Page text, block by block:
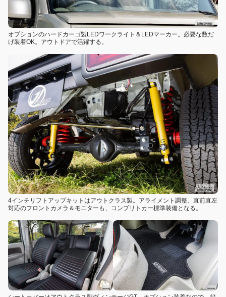
オプションのハードカーゴ製LEDワークライト＆LEDマーカー。必要な数だ
げ装着OK。アウトドアで活躍する。
4インチリフトアップキットはアウトクラス製。アライメント調整、直前直左
対応のフロントカメラ＆モニターも、コンプリトカー標準装備となる。